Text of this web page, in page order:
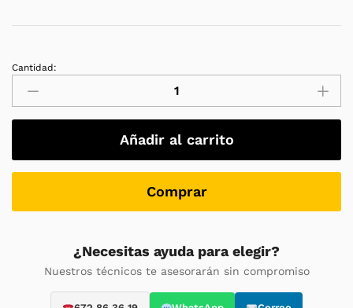
SAI/UPS
Salicru
SLC
RT3
1000VA
Cantidad:
Añadir al carrito
Comprar
¿Necesitas ayuda para elegir?
Nuestros técnicos te asesorarán sin compromiso